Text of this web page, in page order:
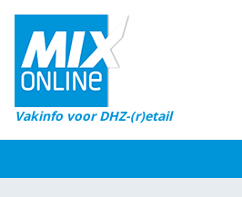
Vakinfo voor DHZ-(r)etail
Home
Magazines
DHZ Sessie